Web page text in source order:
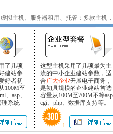
虚拟主机、服务器租用、托管：多款主机
了几项
建站参
好者初
100M至
、asp、
理系统
这型主机采用了几项最为主
流的中小企业建站参数，适
合广大企业开展电子商务，
是初具规模的企业建站首选
容量从100M至700M不等asp
cgi、php、数据库支持等。
↑